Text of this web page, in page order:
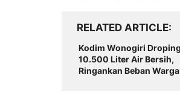
RELATED ARTICLE
Kodim Wonogiri Droping
10.500 Liter Air Bersih,
Ringankan Beban Warga